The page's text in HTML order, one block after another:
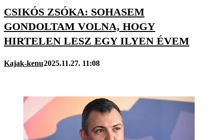
CSIKÓS ZSÓKA: SOHASEM
GONDOLTAM VOLNA, HOGY
HIRTELEN LESZ EGY ILYEN ÉVEM
Kajak-kenu2025.11.27. 11:08